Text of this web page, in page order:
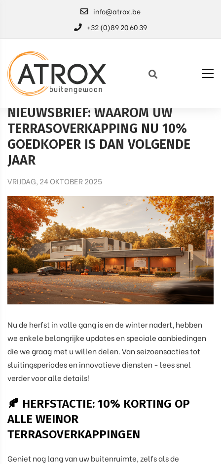
info@atrox.be
+32 (0)89 20 60 39
HOME NIEUWSBRIEF
NIEUWSBRIEF: WAAROM UW
TERRASOVERKAPPING NU 10%
GOEDKOPER IS DAN VOLGENDE
JAAR
VRIJDAG, 24 OKTOBER 2025
Nu de herfst in volle gang is en de winter nadert, hebben
we enkele belangrijke updates en speciale aanbiedingen
die we graag met u willen delen. Van seizoensacties tot
sluitingsperiodes en innovatieve diensten - lees snel
verder voor alle details!
🍂 HERFSTACTIE: 10% KORTING OP
ALLE WEINOR
TERRASOVERKAPPINGEN
Geniet nog lang van uw buitenruimte, zelfs als de